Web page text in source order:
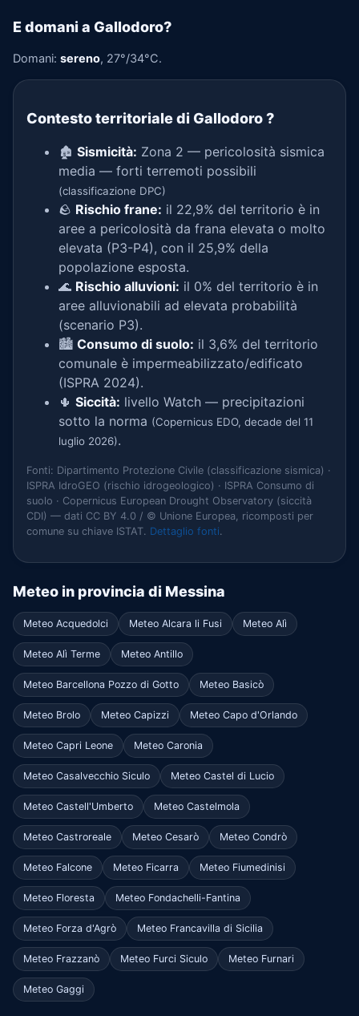
E domani a Gallodoro?
Domani: sereno, 27°/34°C.
Contesto territoriale di Gallodoro?
🏚️ Sismicità: Zona 2 — pericolosità sismica
media — forti terremoti possibili
(classificazione DPC)
🪨 Rischio frane: il 22,9% del territorio è in
aree a pericolosità da frana elevata o molto
elevata (P3-P4), con il 25,9% della
popolazione esposta.
🌊 Rischio alluvioni: il 0% del territorio è in
aree alluvionabili ad elevata probabilità
(scenario P3).
🏙️ Consumo di suolo: il 3,6% del territorio
comunale è impermeabilizzato/edificato
(ISPRA 2024).
🌵 Siccità: livello Watch — precipitazioni
sotto la norma (Copernicus EDO, decade del 11
luglio 2026).
Fonti: Dipartimento Protezione Civile (classificazione sismica) ·
ISPRA IdroGEO (rischio idrogeologico) · ISPRA Consumo di
suolo · Copernicus European Drought Observatory (siccità
CDI) — dati CC BY 4.0 / © Unione Europea, ricomposti per
comune su chiave ISTAT. Dettaglio fonti.
Meteo in provincia di Messina
Meteo Acquedolci Meteo Alcara li Fusi Meteo Alì
Meteo Alì Terme Meteo Antillo
Meteo Barcellona Pozzo di Gotto Meteo Basicò
Meteo Brolo Meteo Capizzi Meteo Capo d'Orlando
Meteo Capri Leone Meteo Caronia
Meteo Casalvecchio Siculo Meteo Castel di Lucio
Meteo Castell'Umberto Meteo Castelmola
Meteo Castroreale Meteo Cesarò Meteo Condrò
Meteo Falcone Meteo Ficarra Meteo Fiumedinisi
Meteo Floresta Meteo Fondachelli-Fantina
Meteo Forza d'Agrò Meteo Francavilla di Sicilia
Meteo Frazzanò Meteo Furci Siculo Meteo Furnari
Meteo Gaggi